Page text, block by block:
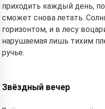
приходить каждый день,
сможет снова летать.
горизонтом, и в лесу
нарушаемая лишь тихим
ручье.
Звёздный вечер